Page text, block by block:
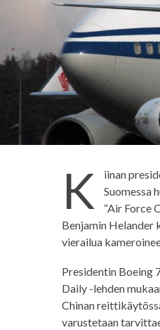
K
iinan
Suomessa
“Air Force
Benjamin Helander
vierailua
Presidentin Boeing
Daily -lehden
Chinan
varustetaan